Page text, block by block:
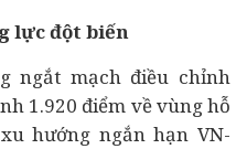
lực đột biến
ngắt mạch điều chỉnh
1.920 điểm về vùng hỗ
hướng ngắn hạn VN-